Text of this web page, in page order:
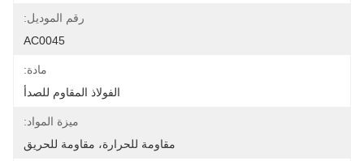
رقم الموديل:
AC0045
مادة:
الفولاذ المقاوم للصدأ
ميزة المواد:
مقاومة للحرارة، مقاومة للحريق